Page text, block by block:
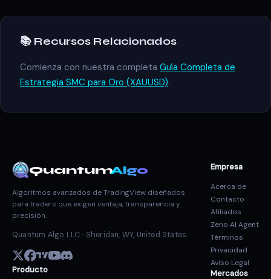
📚 Recursos Relacionados
Comienza con nuestra completa Guía Completa de
Estrategia SMC para Oro (XAUUSD).
QuantumAlgo
Algoritmos avanzados de TradingView diseñados
para traders que exigen ventaja, transparencia y
precisión.
Quantum Algo LLC · Sheridan, WY, United States
Producto
Empresa
Acerca de
Contacto
Afiliados
Zeno AI Agent
Términos
Privacidad
Aviso Legal
Mercados